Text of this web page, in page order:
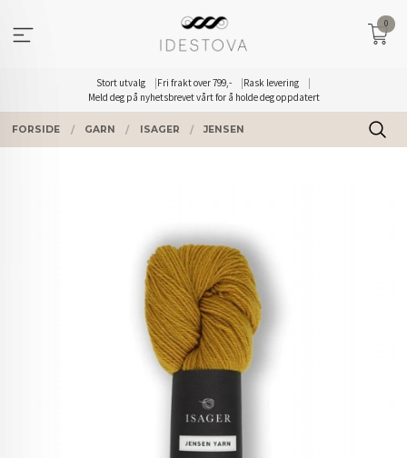
innholdet
Stort utvalg Fri frakt over 799,-
Rask levering
Meld deg på nyhetsbrevet vårt for å holde deg oppdatert
0
FORSIDE GARN ISAGER JENSEN